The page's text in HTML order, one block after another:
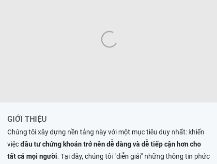
GIỚI THIỆU
Chúng tôi xây dựng nền tảng này với một mục tiêu duy nhất: khiến
việcđầu tư chứng khoán trở nên dễ dàng và dễ tiếp cận hơn cho
tất cả mọi người. Tại đây, chúng tôi "diễn giải" những thông tin phức